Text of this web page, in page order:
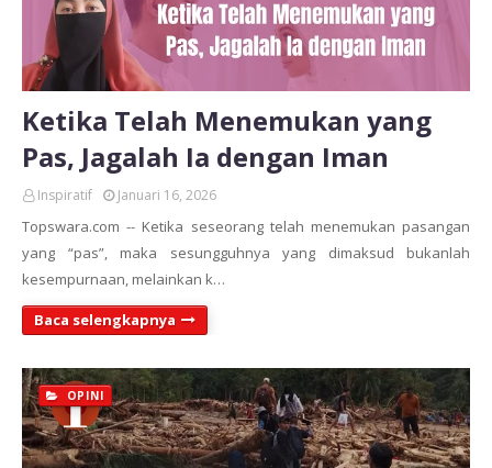
Ketika Telah Menemukan yang
Pas, Jagalah Ia dengan Iman
Inspiratif Januari 16, 2026
Topswara.com -- Ketika seseorang telah menemukan pasangan
yang “pas”, maka sesungguhnya yang dimaksud bukanlah
kesempurnaan, melainkan k…
Baca selengkapnya
OPINI